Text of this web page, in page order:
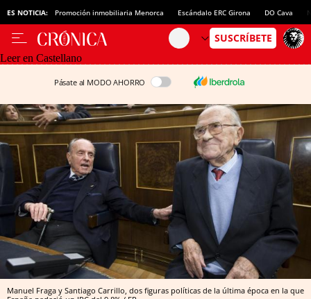
ES NOTICIA: Promoción inmobiliaria Menorca Escándalo ERC Girona DO Cava
Leer en Castellano
Pásate al MODO AHORRO
Manuel Fraga y Santiago Carrillo, dos figuras políticas de la última época en la que